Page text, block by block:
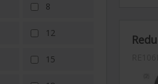
•
8
12
15